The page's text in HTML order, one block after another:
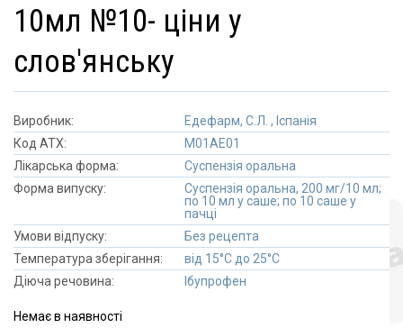
10мл №10- ціни у
слов'янську
Виробник:
Едефарм, С.Л. , Іспанія
Код АТХ:
M01AE01
Лікарська форма:
Суспензія оральна
Форма випуску:
Суспензія оральна, 200 мг/10 мл;
по 10 мл у саше; по 10 саше у
пачці
Умови відпуску:
Без рецепта
Температура зберігання:
від 15°C до 25°C
Діюча речовина:
Ібупрофен
Немає в наявності